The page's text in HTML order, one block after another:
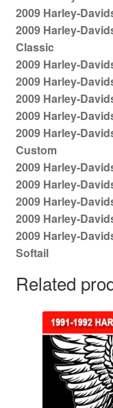
2009 Harley-
2009 Harley-
Classic
2009 Harley-
2009 Harley-
2009 Harley-
2009 Harley-
2009 Harley-
Custom
2009 Harley-
2009 Harley-
2009 Harley-
2009 Harley-
2009 Harley-
Softail
Related